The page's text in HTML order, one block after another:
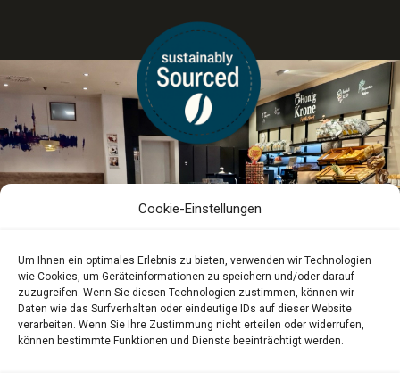
Cookie-Einstellungen
Um Ihnen ein optimales Erlebnis zu bieten, verwenden wir Technologien
wie Cookies, um Geräteinformationen zu speichern und/oder darauf
zuzugreifen. Wenn Sie diesen Technologien zustimmen, können wir
Daten wie das Surfverhalten oder eindeutige IDs auf dieser Website
verarbeiten. Wenn Sie Ihre Zustimmung nicht erteilen oder widerrufen,
können bestimmte Funktionen und Dienste beeinträchtigt werden.